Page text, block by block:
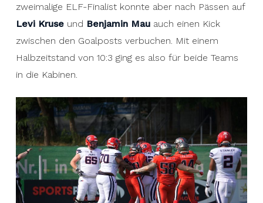
zweimalige ELF-Finalist konnte aber nach Pässen auf
Levi Kruseund Benjamin Mauauch einen Kick
zwischen den Goalposts verbuchen. Mit einem
Halbzeitstand von 10:3 ging es also für beide Teams
in die Kabinen.